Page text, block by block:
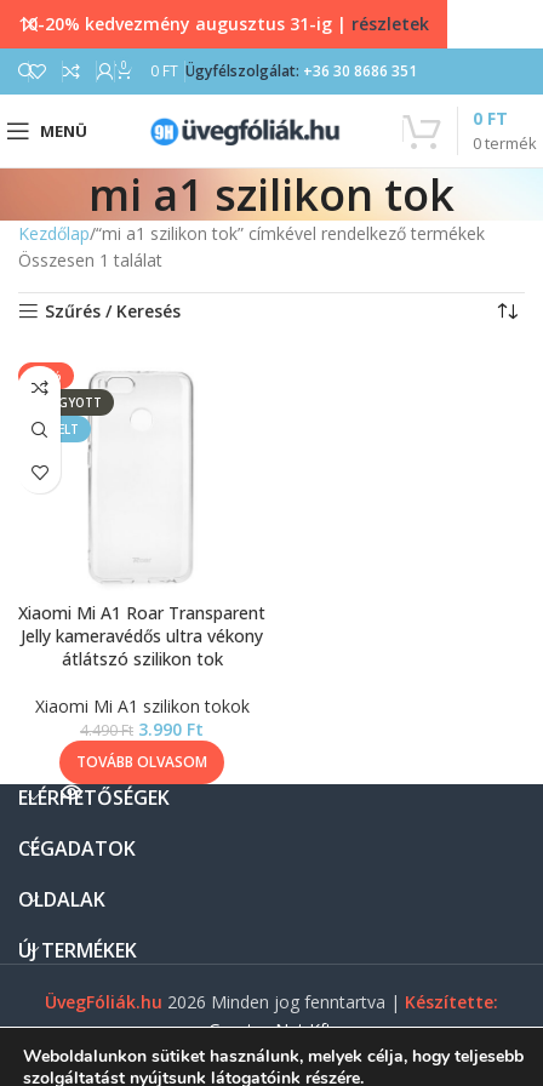
0 0 FT Ügyfélszolgálat: +36 30 8686 351
MENÜ
0termék
0 FT
mi a1 szilikon tok
Kezdőlap “mi a1 szilikon tok” címkével rendelkező termékek
Összesen 1 találat
Szűrés / Keresés
-11%
ELFOGYOTT
KIEMELT
Xiaomi Mi A1 Roar Transparent
Jelly kameravédős ultra vékony
átlátszó szilikon tok
Xiaomi Mi A1 szilikon tokok
4.490Ft 3.990 Ft
TOVÁBB OLVASOM
ELÉRHETŐSÉGEK
CÉGADATOK
OLDALAK
ÚJ TERMÉKEK
ÜvegFóliák.hu 2026 Minden jog fenntartva | Készítette:
Gasztro Net Kft.
10-20% kedvezmény augusztus 31-ig | részletek
Weboldalunkon sütiket használunk, melyek célja, hogy teljesebb
szolgáltatást nyújtsunk látogatóink részére.